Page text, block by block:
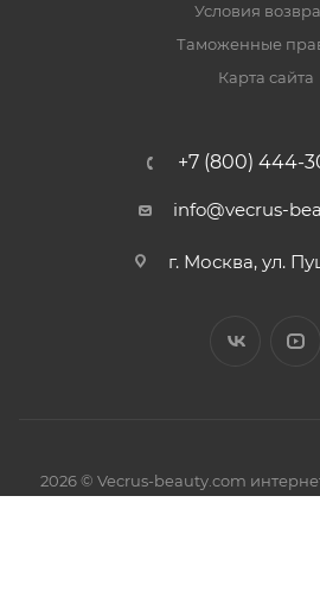
Условия
Таможенные
Карта сайта
+7 (800) 444-
info@vecrus-
г. Москва, ул.
2026 © Vecrus-beauty.com